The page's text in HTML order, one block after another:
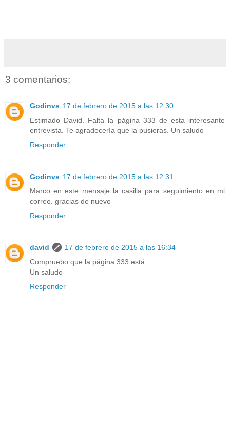
3 comentarios:
Godinvs 17 de febrero de 2015 a las 12:30
Estimado David. Falta la página 333 de esta interesante
entrevista. Te agradecería que la pusieras. Un saludo
Responder
Godinvs 17 de febrero de 2015 a las 12:31
Marco en este mensaje la casilla para seguimiento en mi
correo. gracias de nuevo
Responder
david
17 de febrero de 2015 a las 16:34
Compruebo que la página 333 está.
Un saludo
Responder